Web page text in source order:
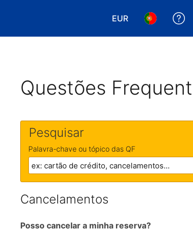
EUR
Escolha a suaEscolha o
Questões
Pesquisar
Palavra-chave ou tópico das QF
Cancelamentos
Posso cancelar a minha reserva?